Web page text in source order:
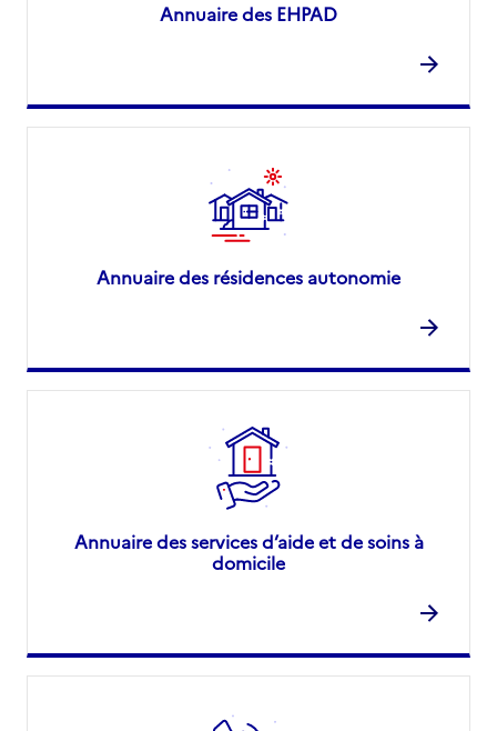
Annuaire des EHPAD
Annuaire des résidences autonomie
Annuaire des services d’aide et de soins à
domicile